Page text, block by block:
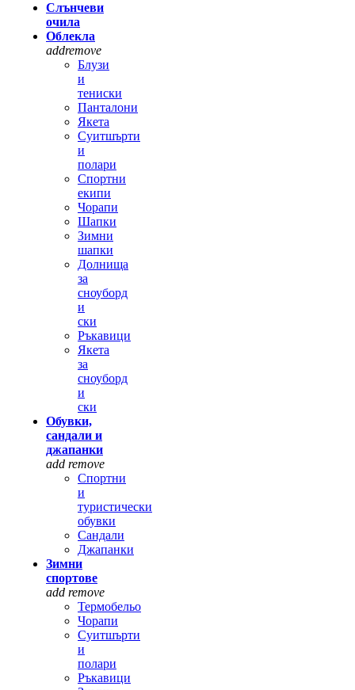
Слънчеви
очила
Облекла
addremove
Блузи
и
тениски
Панталони
Якета
Суитшърти
и
полари
Спортни
екипи
Чорапи
Шапки
Зимни
шапки
Долнища
за
сноуборд
и
ски
Ръкавици
Якета
за
сноуборд
и
ски
Обувки,
сандали и
джапанки
add remove
Спортни
и
туристически
обувки
Сандали
Джапанки
Зимни
спортове
add remove
Термобельо
Чорапи
Суитшърти
и
полари
Ръкавици